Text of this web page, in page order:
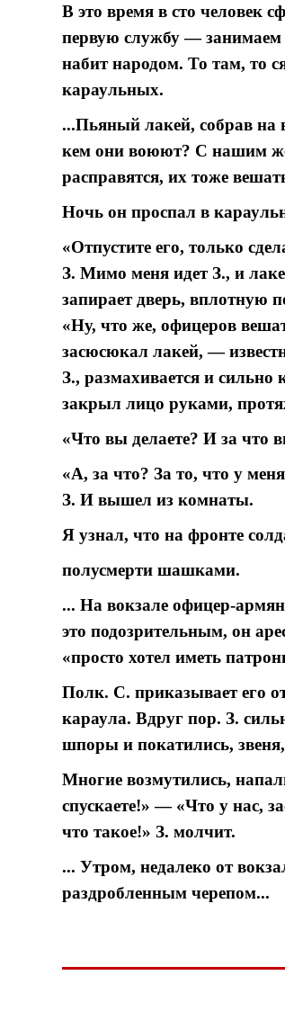
В это время в сто человек
первую службу — занимаем
набит народом. То там, то
караульных.
...Пьяный лакей, собрав
кем они воюют? С нашим
расправятся, их тоже
Ночь он проспал в
«Отпустите его, только
З. Мимо меня идет З., и
запирает дверь, вплотную
«Ну, что же, офицеров
засюсюкал лакей, —
З., размахивается и
закрыл лицо руками,
«Что вы делаете? И за что
«А, за что? За то, что у
З. И вышел из комнаты.
Я узнал, что на фронте
полусмерти шашками.
... На вокзале офицер-
это подозрительным, он
«просто хотел иметь
Полк. С. приказывает его
караула. Вдруг пор. З.
шпоры и покатились, звеня,
Многие возмутились,
спускаете!» — «Что у нас,
что такое!» З. молчит.
... Утром, недалеко от
раздробленным черепом...